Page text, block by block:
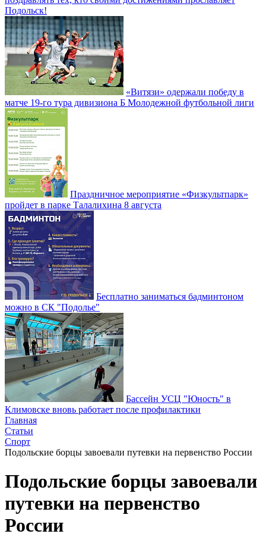
Подольск!
«Витязи» одержали победу в
матче 19-го тура дивизиона Б Молодежной футбольной лиги
Праздничное мероприятие «Физкультпарк»
пройдет в парке Талалихина 8 августа
Бесплатно заниматься бадминтоном
можно в СК "Подолье"
Бассейн УСЦ "Юность" в
Климовске вновь работает после профилактики
Главная
Статьи
Спорт
Подольские борцы завоевали путевки на первенство России
Подольские борцы завоевали
путевки на первенство
России